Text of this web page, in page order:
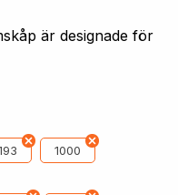
är designade för
1000